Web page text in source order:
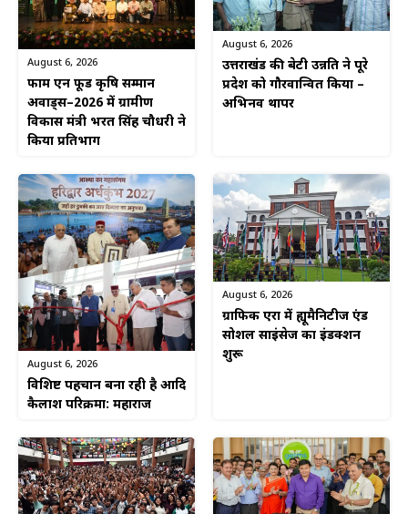
August 6, 2026
फार्म एन फूड कृषि सम्मान
अवार्ड्स–2026 में ग्रामीण
विकास मंत्री भरत सिंह चौधरी ने
किया प्रतिभाग
August 6, 2026
उत्तराखंड की बेटी उन्नति ने पूरे
प्रदेश को गौरवान्वित किया –
अभिनव थापर
August 6, 2026
विशिष्ट पहचान बना रही है आदि
कैलाश परिक्रमा: महाराज
August 6, 2026
ग्राफिक एरा में ह्यूमैनिटीज एंड
सोशल साइंसेज का इंडक्शन
शुरू